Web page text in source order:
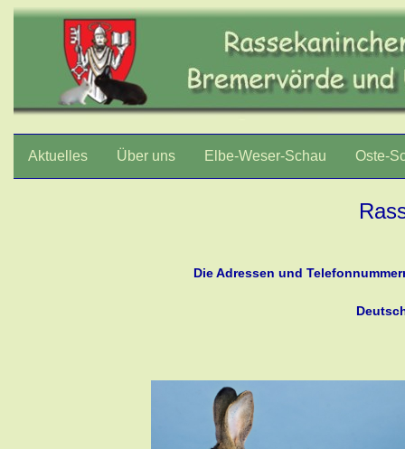
Aktuelles Über uns Elbe-Weser-Schau Oste-
Die Adressen und